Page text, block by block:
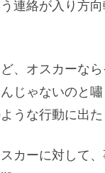
連絡が入り方
、オスカーな
じゃないのと
うな行動に出た
カーに対して